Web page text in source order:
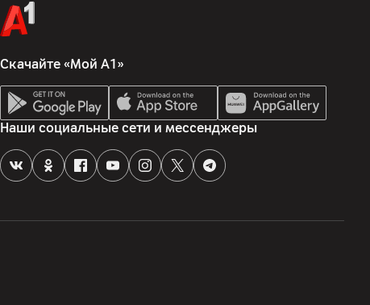
Скачайте «Мой А1»
Наши социальные сети и мессенджеры